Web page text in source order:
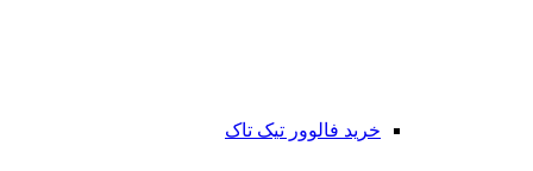
خرید فالوور تیک تاک